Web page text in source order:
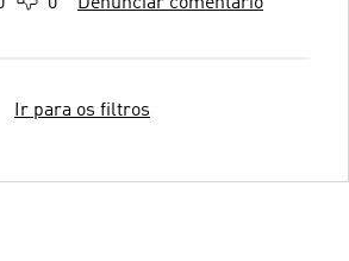
Ir para os filtros